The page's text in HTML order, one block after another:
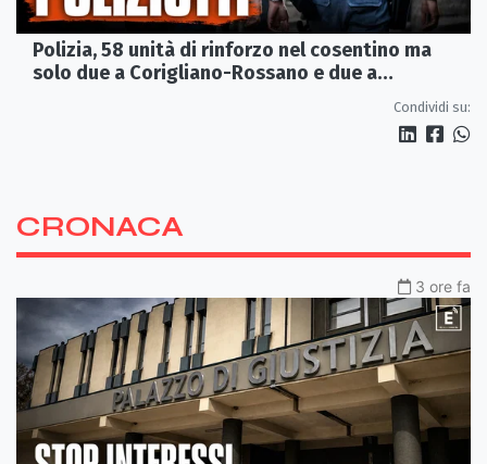
Polizia, 58 unità di rinforzo nel cosentino ma
solo due a Corigliano-Rossano e due a
Condividi su:
CRONACA
3 ore fa